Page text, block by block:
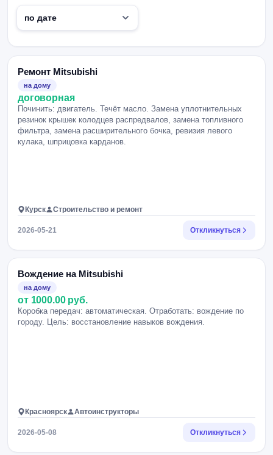
Ремонт Mitsubishi
на дому
договорная
Починить: двигатель. Течёт масло. Замена уплотнительных
резинок крышек колодцев распредвалов, замена топливного
фильтра, замена расширительного бочка, ревизия левого
кулака, шприцовка карданов.
Курск Строительство и ремонт
2026-05-21 Откликнуться
Вождение на Mitsubishi
на дому
от 1000.00 руб.
Коробка передач: автоматическая. Отработать: вождение по
городу. Цель: восстановление навыков вождения.
Красноярск Автоинструкторы
2026-05-08 Откликнуться